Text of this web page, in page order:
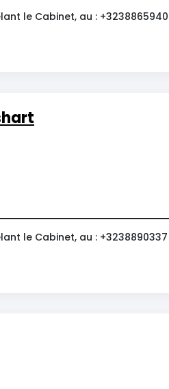
le Cabinet, au : +3238865940
le Cabinet, au : +3238890337